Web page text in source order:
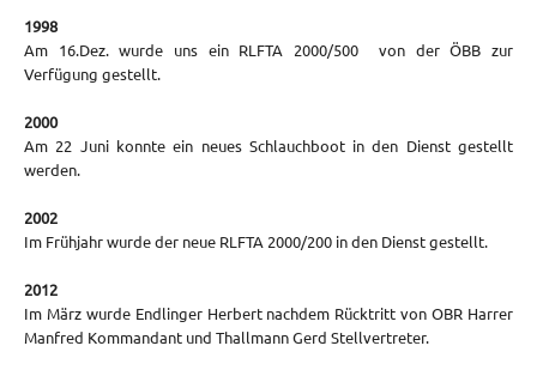
1998
Am 16.Dez. wurde uns ein RLFTA 2000/500 von der ÖBB zur
Verfügung gestellt.
2000
Am 22 Juni konnte ein neues Schlauchboot in den Dienst gestellt
werden.
2002
Im Frühjahr wurde der neue RLFTA 2000/200 in den Dienst gestellt.
2012
Im März wurde Endlinger Herbert nachdem Rücktritt von OBR Harrer
Manfred Kommandant und Thallmann Gerd Stellvertreter.